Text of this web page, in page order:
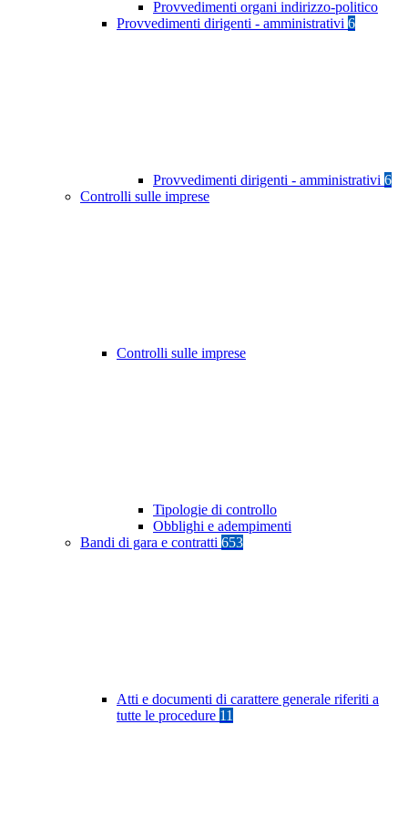
Provvedimenti organi indirizzo-politico
Provvedimenti dirigenti - amministrativi 6
Provvedimenti dirigenti - amministrativi 6
Controlli sulle imprese
Controlli sulle imprese
Tipologie di controllo
Obblighi e adempimenti
Bandi di gara e contratti 653
Atti e documenti di carattere generale riferiti a
tutte le procedure 11